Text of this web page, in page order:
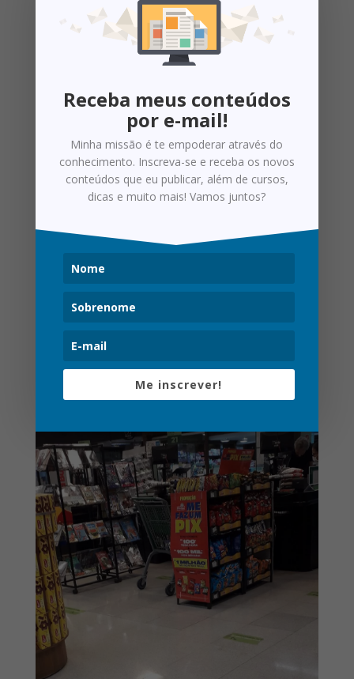
Exemplo de ponto extra: Orelha
Check Stand
Exposições feitas nocheck out(espaços em que
Receba meus conteúdos
por e-mail!
Minha missão é te empoderar através do
conhecimento. Inscreva-se e receba os novos
conteúdos que eu publicar, além de cursos,
dicas e muito mais! Vamos juntos?
Me inscrever!